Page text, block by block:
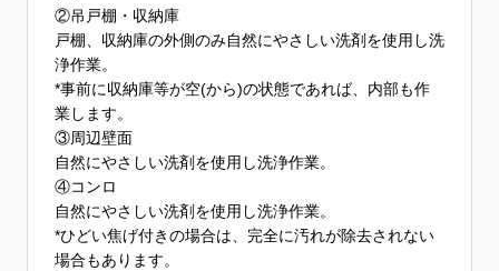
②吊戸棚・収納庫
戸棚、収納庫の外側のみ自然にやさしい洗剤を使用し洗
浄作業。
*事前に収納庫等が空(から)の状態であれば、内部も作
業します。
③周辺壁面
自然にやさしい洗剤を使用し洗浄作業。
④コンロ
自然にやさしい洗剤を使用し洗浄作業。
*ひどい焦げ付きの場合は、完全に汚れが除去されない
場合もあります。